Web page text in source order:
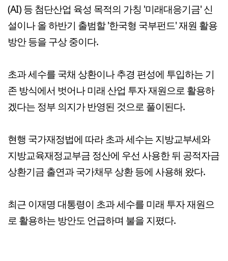
(AI) 등 첨단산업 육성 목적의 가칭 '미래대응기금' 신
설이나 올 하반기 출범할 '한국형 국부펀드' 재원 활용
방안 등을 구상 중이다.
초과 세수를 국채 상환이나 추경 편성에 투입하는 기
존 방식에서 벗어나 미래 산업 투자 재원으로 활용하
겠다는 정부 의지가 반영된 것으로 풀이된다.
현행 국가재정법에 따라 초과 세수는 지방교부세와
지방교육재정교부금 정산에 우선 사용한 뒤 공적자금
상환기금 출연과 국가채무 상환 등에 사용해 왔다.
최근 이재명 대통령이 초과 세수를 미래 투자 재원으
로 활용하는 방안도 언급하며 불을 지폈다.